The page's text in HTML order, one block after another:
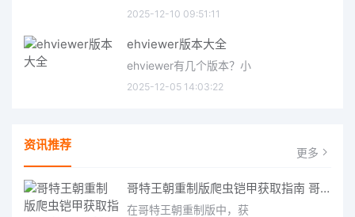
2025-12-10 09:51:11
ehviewer版本大全
ehviewer有几个版本？小
2025-12-05 14:03:22
资讯推荐 更多
哥特王朝重制版爬虫铠甲获取指南 哥特王朝重制版爬虫铠甲获取方法
在哥特王朝重制版中，获